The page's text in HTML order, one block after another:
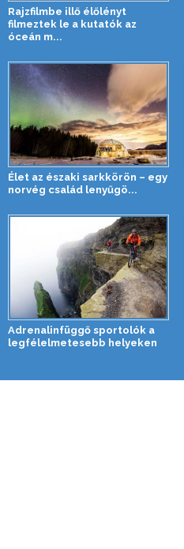
Rajzfilmbe illő élőlényt
filmeztek le a kutatók az
óceán m...
Élet az északi sarkkörön – egy
norvég család lenyűgö...
Adrenalinfüggő sportolók a
legfélelmetesebb helyeken